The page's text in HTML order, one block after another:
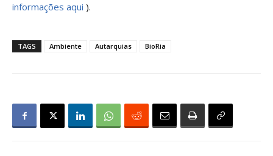
informações aqui ).
TAGS Ambiente Autarquias BioRia